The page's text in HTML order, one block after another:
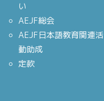
い
AEJF総会
AEJF日本語教育関連活
動助成
定款